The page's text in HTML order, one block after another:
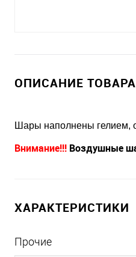
ОПИСАНИЕ ТОВАРА
Шары наполнены гелием,
Внимание!!! Воздушные
ХАРАКТЕРИСТИКИ
Прочие